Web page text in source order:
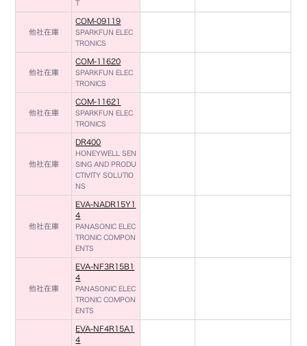
T
他社在庫
COM-09119
SPARKFUN ELEC
TRONICS
他社在庫
COM-11620
SPARKFUN ELEC
TRONICS
他社在庫
COM-11621
SPARKFUN ELEC
TRONICS
他社在庫
DR400
HONEYWELL SEN
SING AND PRODU
CTIVITY SOLUTIO
NS
他社在庫
EVA-NADR15Y1
4
PANASONIC ELEC
TRONIC COMPON
ENTS
他社在庫
EVA-NF3R15B1
4
PANASONIC ELEC
TRONIC COMPON
ENTS
EVA-NF4R15A1
4